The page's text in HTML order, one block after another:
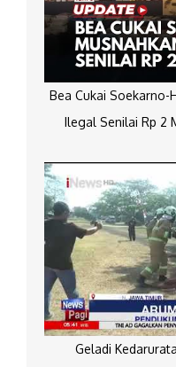
Bea Cukai Soekarno-
Ilegal Senilai Rp 2
Geladi